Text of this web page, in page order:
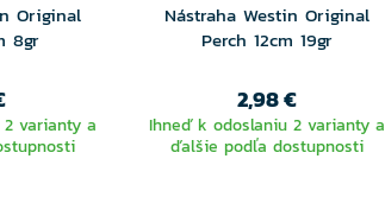
Original
8gr
varianty a
Nástraha Westin Original
Perch 12cm 19gr
2,98 €
Ihneď k odoslaniu 2 varianty a
ďalšie podľa dostupnosti